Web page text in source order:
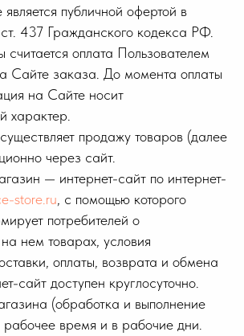
публичной офертой в
ст. 437 Гражданского кодекса РФ.
считается оплата Пользователем
Сайте заказа. До момента оплаты
на Сайте носит
характер.
продажу товаров (далее
через сайт.
— интернет-сайт по интернет-
store.ru, с помощью которого
потребителей о
нем товарах, условия
оплаты, возврата и обмена
сайт доступен круглосуточно.
(обработка и выполнение
рабочее время и в рабочие дни.